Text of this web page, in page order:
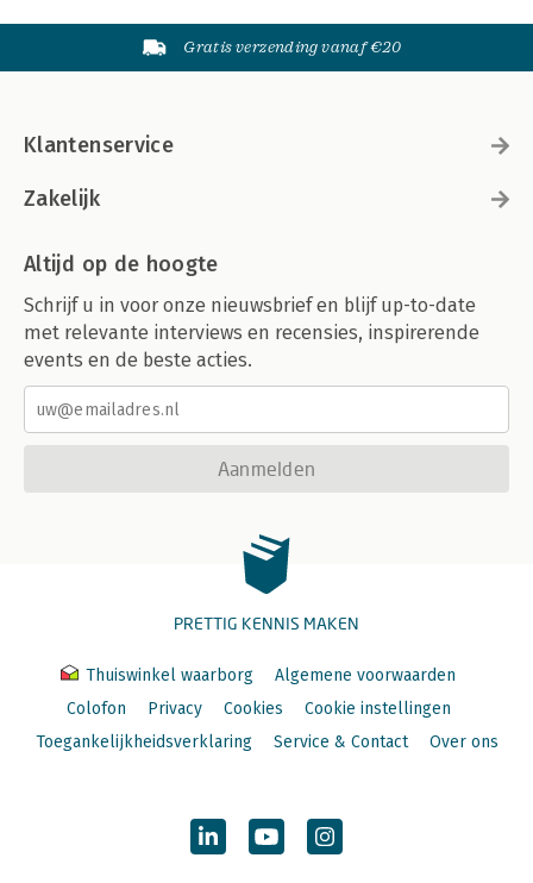
Gratis verzending vanaf €20
Klantenservice
Zakelijk
Altijd op de hoogte
Schrijf u in voor onze nieuwsbrief en blijf up-to-date
met relevante interviews en recensies, inspirerende
events en de beste acties.
Aanmelden
PRETTIG KENNIS MAKEN
Thuiswinkel waarborg
Algemene voorwaarden
Colofon
Privacy Cookies
Cookie instellingen
Toegankelijkheidsverklaring
Service & Contact Over ons